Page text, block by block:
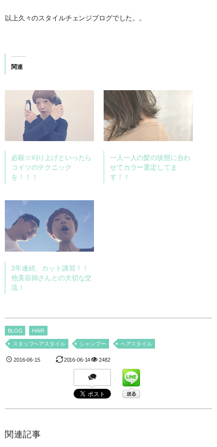
以上久々のスタイルチェンジブログでした。。
関連
必殺☆刈り上げといったら
コイツのテクニック
を！！！
一人一人の髪の状態に合わ
せてカラー選定してま
す！！
3年連続、カット講習！！
他美容師さんとの大切な交
流！
BLOG HAIR
スタッフヘアスタイル シャンプー ヘアスタイル
2016-06-15 2016-06-14 2482
関連記事